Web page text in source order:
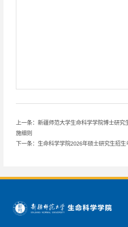
上一条：新疆师范大学生命科学学院博士研究
施细则
下一条：生命科学学院2026年硕士研究生招